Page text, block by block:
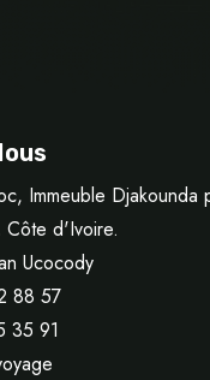
Immeuble Djakounda
Côte d'Ivoire.
Ucocody
88 57
35 91